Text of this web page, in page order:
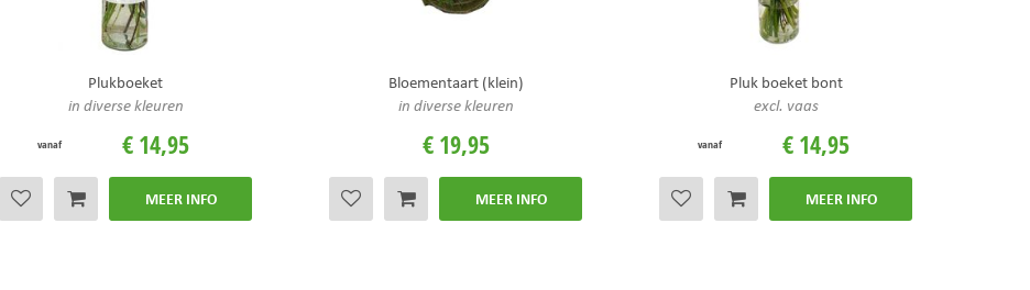
Plukboeket
in diverse kleuren
vanaf € 14,95
MEER INFO
Bloementaart (klein)
in diverse kleuren
€ 19,95
MEER INFO
Pluk boeket bont
excl. vaas
vanaf € 14,95
MEER INFO